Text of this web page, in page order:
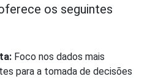
os seguintes
Foco nos dados mais
para a tomada de decisões